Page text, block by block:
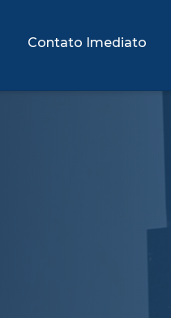
Contato Imediato